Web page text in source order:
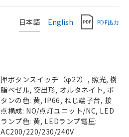
日本語 English PDF出力
押ボタンスイッチ（φ22）, 照光, 樹
脂ベゼル, 突出形, オルタネイト, ボ
タンの色: 黄, IP66, ねじ端子台, 接
点構成: NO/点灯ユニット/NC, LED
ランプ色: 黄, LEDランプ電圧:
AC200/220/230/240V